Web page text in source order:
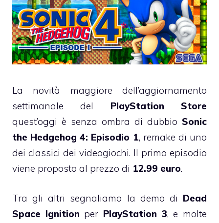
La novità maggiore dell’aggiornamento
settimanale del PlayStation Store
quest’oggi è senza ombra di dubbio Sonic
the Hedgehog 4: Episodio 1, remake di uno
dei classici dei videogiochi. Il primo episodio
viene proposto al prezzo di 12.99 euro.
Tra gli altri segnaliamo la demo di Dead
Space Ignition per PlayStation 3, e molte